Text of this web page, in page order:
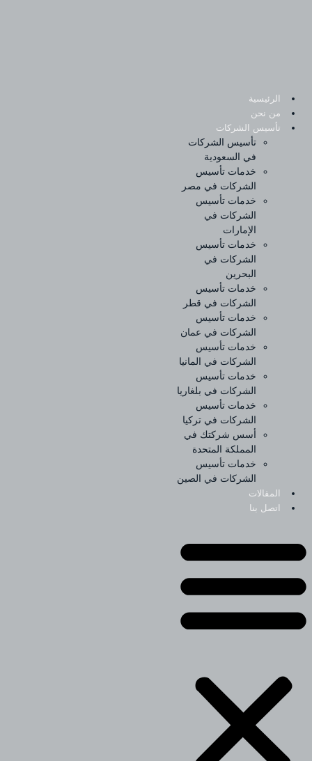
الرئيسية
من نحن
تأسيس الشركات
تأسيس الشركات
في السعودية
خدمات تأسيس
الشركات في مصر
خدمات تأسيس
الشركات في
الإمارات
خدمات تأسيس
الشركات في
البحرين
خدمات تأسيس
الشركات في قطر
خدمات تأسيس
الشركات في عمان
خدمات تأسيس
الشركات في المانيا
خدمات تأسيس
الشركات في بلغاريا
خدمات تأسيس
الشركات في تركيا
أسس شركتك في
المملكة المتحدة
خدمات تأسيس
الشركات في الصين
المقالات
اتصل بنا